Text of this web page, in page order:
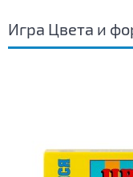
Игра Цвета и